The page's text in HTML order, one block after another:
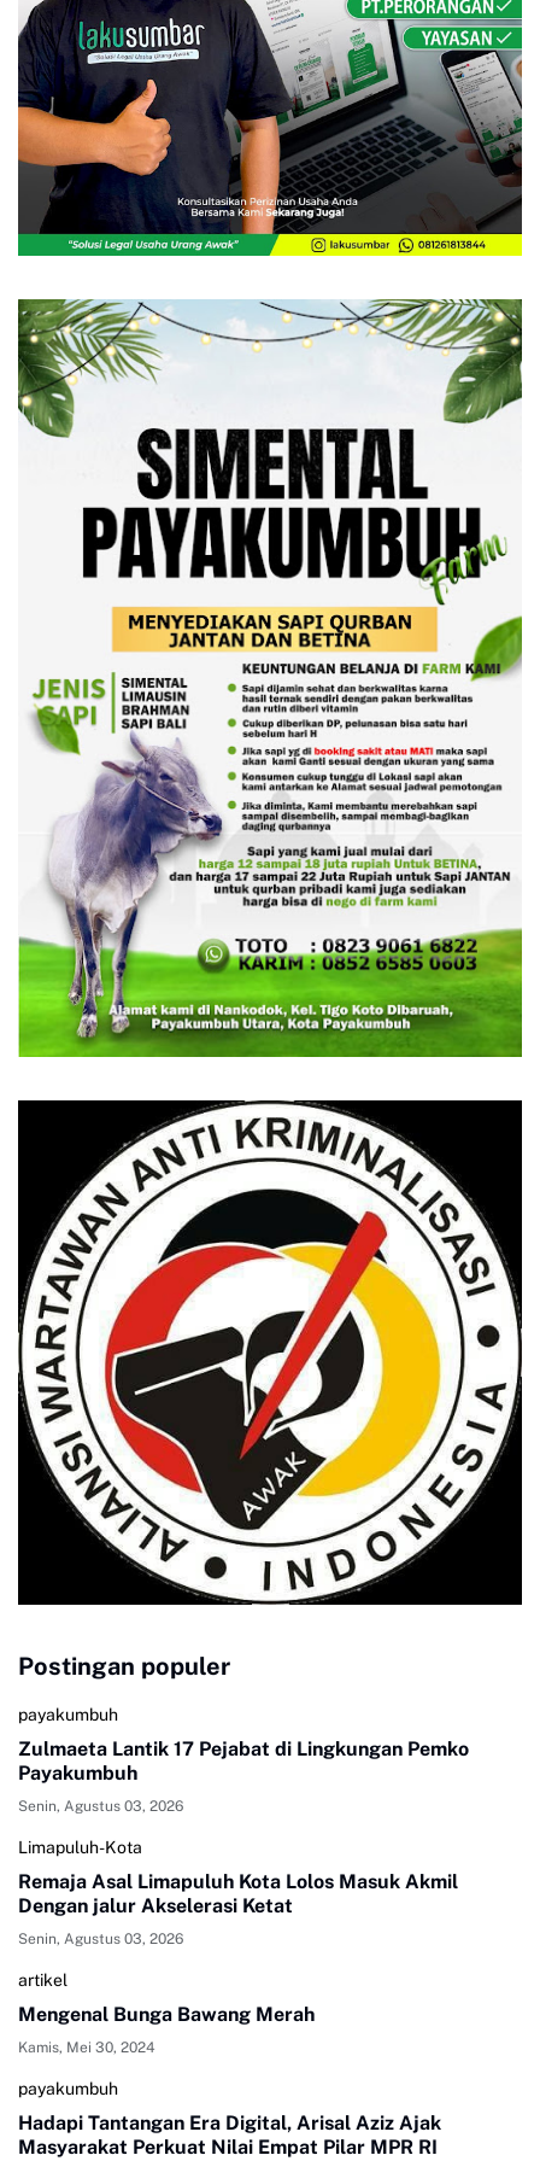
Postingan populer
payakumbuh
Zulmaeta Lantik 17 Pejabat di Lingkungan Pemko
Payakumbuh
Senin, Agustus 03, 2026
Limapuluh-Kota
Remaja Asal Limapuluh Kota Lolos Masuk Akmil
Dengan jalur Akselerasi Ketat
Senin, Agustus 03, 2026
artikel
Mengenal Bunga Bawang Merah
Kamis, Mei 30, 2024
payakumbuh
Hadapi Tantangan Era Digital, Arisal Aziz Ajak
Masyarakat Perkuat Nilai Empat Pilar MPR RI